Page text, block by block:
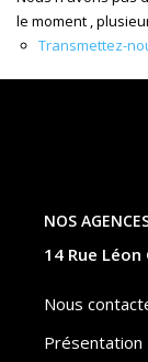
le moment ,
Transmettez-
NOS
14 Rue
Nous
Présentation